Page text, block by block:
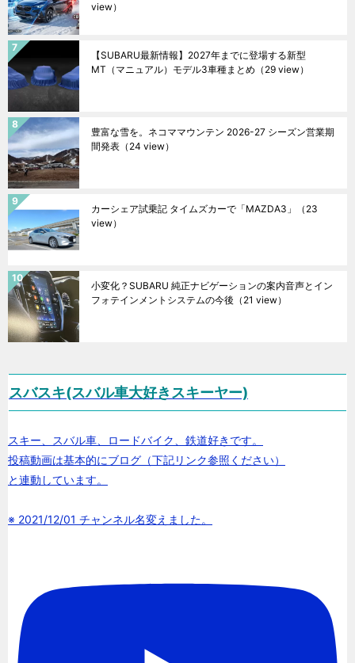
view）
【SUBARU最新情報】2027年までに登場する新型
MT（マニュアル）モデル3車種まとめ （29 view）
豊富な雪を。ネコママウンテン 2026-27 シーズン営業期
間発表 （24 view）
カーシェア試乗記 タイムズカーで「MAZDA3」
（23
view）
小変化？SUBARU 純正ナビゲーションの案内音声とイン
フォテインメントシステムの今後 （21 view）
スバスキ(スバル車大好きスキーヤー)
スキー、スバル車、ロードバイク、鉄道好きです。
投稿動画は基本的にブログ（下記リンク参照ください）
と連動しています。
※ 2021/12/01 チャンネル名変えました。